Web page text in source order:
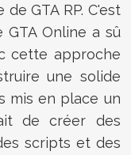
GTA RP. C'est
GTA Online a sû
cette approche
une solide
mis en place un
de créer des
scripts et des